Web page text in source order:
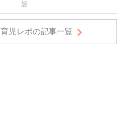
話
育児レポの記事一覧